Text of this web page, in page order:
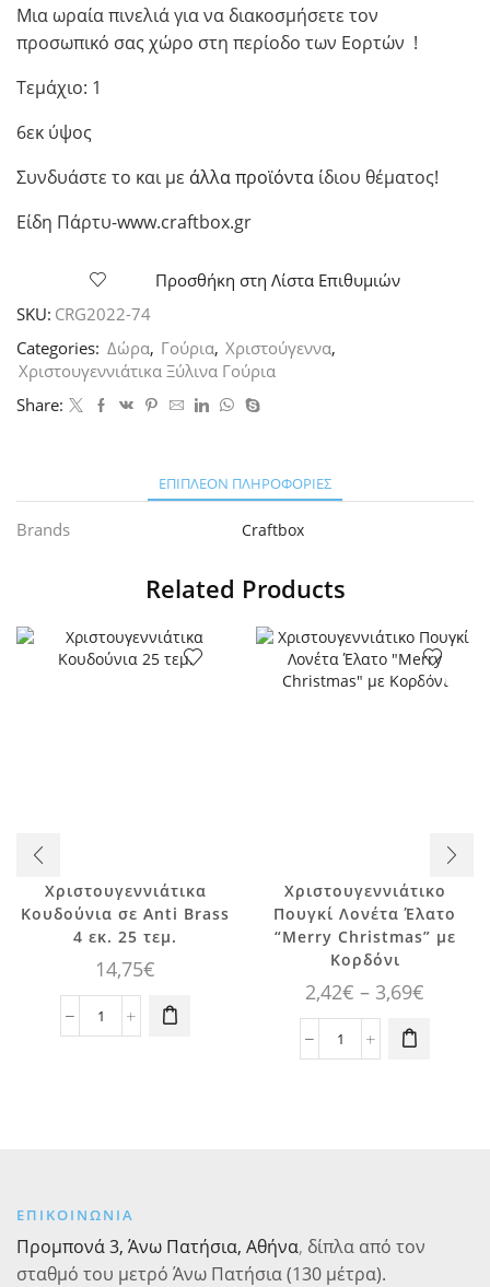
Μια ωραία πινελιά για να διακοσμήσετε τον
προσωπικό σας χώρο στη περίοδο των Εορτών !
Τεμάχιο: 1
6εκ ύψος
Συνδυάστε το και με άλλα προϊόντα ίδιου θέματος!
Είδη Πάρτυ-www.craftbox.gr
Προσθήκη στη Λίστα Επιθυμιών
SKU: CRG2022-74
Categories: Δώρα, Γούρια, Χριστούγεννα,
Χριστουγεννιάτικα Ξύλινα Γούρια
Share:
ΕΠΙΠΛΈΟΝ ΠΛΗΡΟΦΟΡΊΕΣ
Brands Craftbox
Related Products
Χριστουγεννιάτικα
Κουδούνια σε Anti Brass
4 εκ. 25 τεμ.
14,75€
Χριστουγεννιάτικα
τεμ.
Χριστουγεννιάτικο
Πουγκί Λονέτα Έλατο
“Merry Christmas” με
Κορδόνι
2,42€ – 3,69€
Χριστουγεννιάτικο
Αυτό το
προϊόν έχει
πολλαπλές
παραλλαγές.
Οι επιλογές
μπορούν να
ΕΠΙΚΟΙΝΩΝΙΑ
Προμπονά 3, Άνω Πατήσια, Αθήνα, δίπλα από τον
σταθμό του μετρό Άνω Πατήσια (130 μέτρα).